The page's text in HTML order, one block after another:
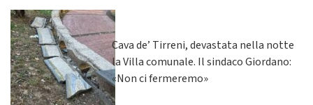
Cava de’ Tirreni, devastata nella notte
la Villa comunale. Il sindaco Giordano:
«Non ci fermeremo»